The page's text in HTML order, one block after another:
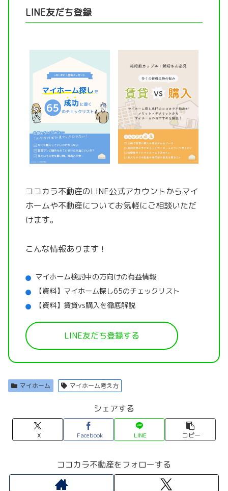
LINE友だち登録
ココカラ不動産のLINE公式アカウントからマイ
ホームや不動産についてお気軽にご相談いただ
けます。
こんな情報あります！
マイホーム検討中の方向けの有益情報
【資料】マイホーム探し65のチェックリスト
【資料】賃貸vs購入を徹底解説
LINE友だち登録する
マイホーム マイホーム考え方
シェアする
X Facebook LINE コピー
ココカラ不動産をフォローする